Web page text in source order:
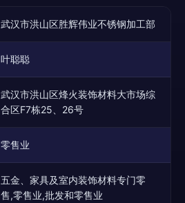
武汉市洪山区胜辉伟业不锈钢加工部
叶聪聪
武汉市洪山区烽火装饰材料大市场综
合区F7栋25、26号
零售业
五金、家具及室内装饰材料专门零
售,零售业,批发和零售业